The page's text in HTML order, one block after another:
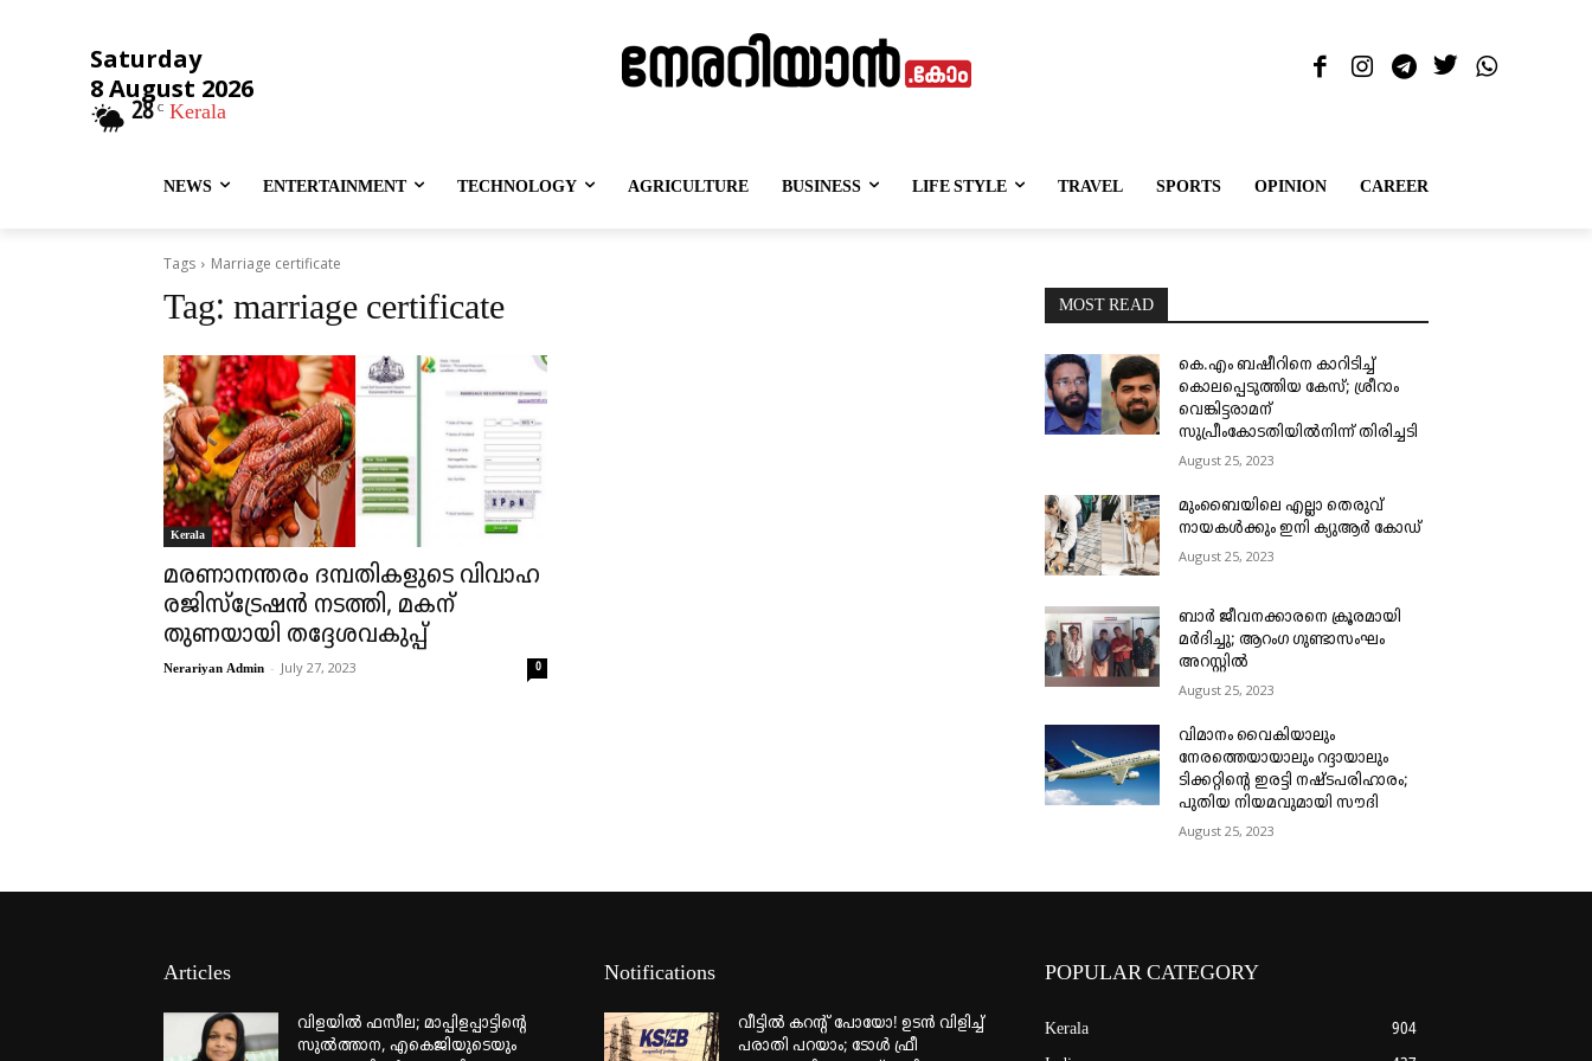
Saturday
8 August 2026
28 C Kerala
NEWS ENTERTAINMENT TECHNOLOGY AGRICULTURE BUSINESS LIFE STYLE TRAVEL SPORTS OPINION CAREER
Tags Marriage certificate
Tag: marriage certificate
Kerala
മരണാനന്തരം ദമ്പതികളുടെ വിവാഹ
രജിസ്ട്രേഷൻ നടത്തി, മകന്
തുണയായി തദ്ദേശവകുപ്പ്
Nerariyan Admin - July 27, 2023 0
MOST READ
കെ.എം ബഷീറിനെ കാറിടിച്ച്
കൊലപ്പെടുത്തിയ കേസ്; ശ്രീറാം
വെങ്കിട്ടരാമന്
സുപ്രീംകോടതിയിൽനിന്ന് തിരിച്ചടി
August 25, 2023
മുംബൈയിലെ എല്ലാ തെരുവ്
നായകൾക്കും ഇനി ക്യുആർ കോഡ്
August 25, 2023
ബാർ ജീവനക്കാരനെ ക്രൂരമായി
മർദിച്ചു; ആറംഗ ഗുണ്ടാസംഘം
അറസ്റ്റിൽ
August 25, 2023
വിമാനം വൈകിയാലും
നേരത്തെയായാലും റദ്ദായാലും
ടിക്കറ്റിന്റെ ഇരട്ടി നഷ്ടപരിഹാരം;
പുതിയ നിയമവുമായി സൗദി
August 25, 2023
Articles
വിളയിൽ ഫസീല; മാപ്പിളപ്പാട്ടിന്റെ
സുൽത്താന, എകെജിയുടെയും
Notifications
വീട്ടില്‍ കറന്റ് പോയോ! ഉടന്‍ വിളിച്ച്
പരാതി പറയാം; ടോള്‍ ഫ്രീ
POPULAR CATEGORY
Kerala
904